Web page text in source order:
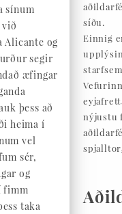
sínum
Alicante og
segir
æfingar
þess að
heima í
vel
sér,
og
fimm
taka
síðu.
Einnig
nýjustu